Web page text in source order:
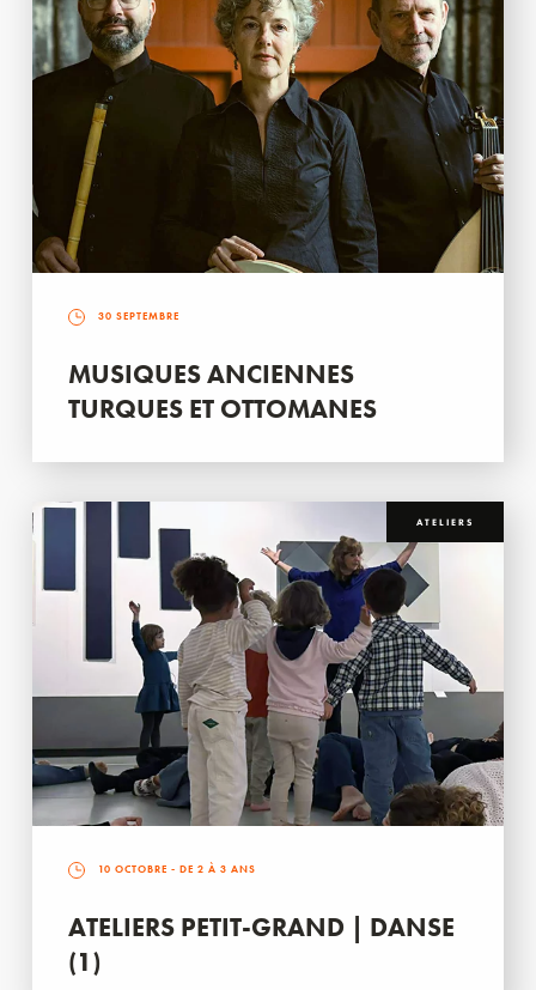
30 SEPTEMBRE
MUSIQUES ANCIENNES
TURQUES ET OTTOMANES
ATELIERS
10 OCTOBRE - DE 2 À 3 ANS
ATELIERS PETIT-GRAND | DANSE
(1)